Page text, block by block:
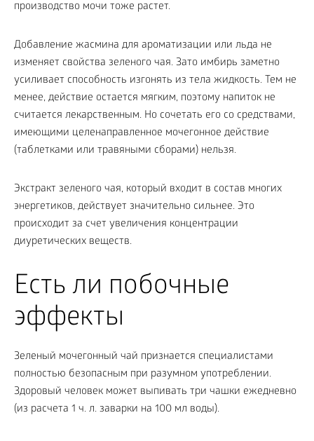
производство мочи тоже растет.
Добавление жасмина для ароматизации или льда не
изменяет свойства зеленого чая. Зато имбирь заметно
усиливает способность изгонять из тела жидкость. Тем не
менее, действие остается мягким, поэтому напиток не
считается лекарственным. Но сочетать его со средствами,
имеющими целенаправленное мочегонное действие
(таблетками или травяными сборами) нельзя.
Экстракт зеленого чая, который входит в состав многих
энергетиков, действует значительно сильнее. Это
происходит за счет увеличения концентрации
диуретических веществ.
Есть ли побочные
эффекты
Зеленый мочегонный чай признается специалистами
полностью безопасным при разумном употреблении.
Здоровый человек может выпивать три чашки ежедневно
(из расчета 1 ч. л. заварки на 100 мл воды).